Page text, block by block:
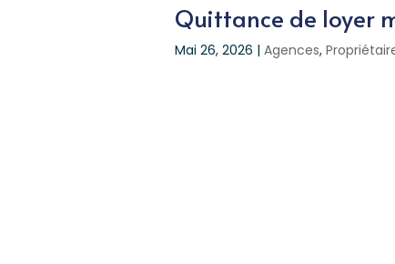
Quittance de loyer
Mai 26, 2026 | Agences,